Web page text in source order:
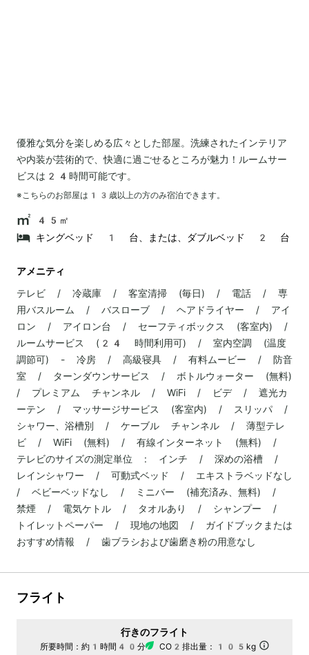
優雅な気分を楽しめる広々とした部屋。洗練されたインテリア
や内装が芸術的で、快適に過ごせるところが魅力！ルームサー
ビスは24時間可能です。
※こちらのお部屋は 13 歳以上の方のみ宿泊できます。
45㎡
キングベッド 1 台、または、ダブルベッド 2 台
アメニティ
テレビ / 冷蔵庫 / 客室清掃 (毎日) / 電話 / 専
用バスルーム / バスローブ / ヘアドライヤー / アイ
ロン / アイロン台 / セーフティボックス (客室内) /
ルームサービス (24 時間利用可) / 室内空調 (温度
調節可) - 冷房 / 高級寝具 / 有料ムービー / 防音
室 / ターンダウンサービス / ボトルウォーター (無料)
/ プレミアム チャンネル / WiFi / ビデ / 遮光カ
ーテン / マッサージサービス (客室内) / スリッパ /
シャワー、浴槽別 / ケーブル チャンネル / 薄型テレ
ビ / WiFi (無料) / 有線インターネット (無料) /
テレビのサイズの測定単位 : インチ / 深めの浴槽 /
レインシャワー / 可動式ベッド / エキストラベッドなし
/ ベビーベッドなし / ミニバー (補充済み、無料) /
禁煙 / 電気ケトル / タオルあり / シャンプー /
トイレットペーパー / 現地の地図 / ガイドブックまたは
おすすめ情報 / 歯ブラシおよび歯磨き粉の用意なし
フライト
行きのフライト
所要時間： 約1時間40分 CO2排出量： 105kg